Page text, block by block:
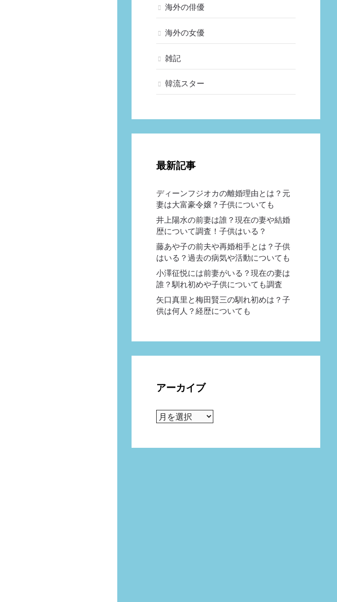
海外の俳優
海外の女優
雑記
韓流スター
最新記事
ディーンフジオカの離婚理由とは？元
妻は大富豪令嬢？子供についても
井上陽水の前妻は誰？現在の妻や結婚
歴について調査！子供はいる？
藤あや子の前夫や再婚相手とは？子供
はいる？過去の病気や活動についても
小澤征悦には前妻がいる？現在の妻は
誰？馴れ初めや子供についても調査
矢口真里と梅田賢三の馴れ初めは？子
供は何人？経歴についても
アーカイブ
ア
ー
イ